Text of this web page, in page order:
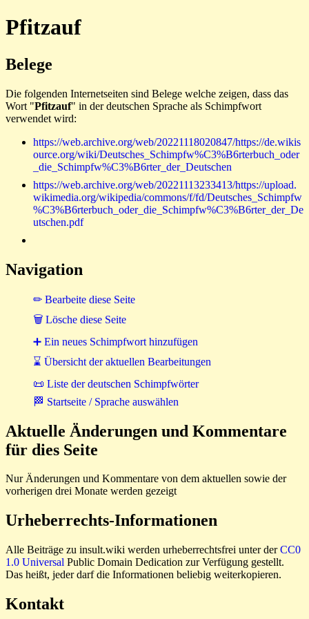
Pfitzauf
Belege
Die folgenden Internetseiten sind Belege welche zeigen, dass das
Wort "Pfitzauf" in der deutschen Sprache als Schimpfwort
verwendet wird:
https://web.archive.org/web/20221118020847/https://de.wikis
ource.org/wiki/Deutsches_Schimpfw%C3%B6rterbuch_oder
_die_Schimpfw%C3%B6rter_der_Deutschen
https://web.archive.org/web/20221113233413/https://upload.
wikimedia.org/wikipedia/commons/f/fd/Deutsches_Schimpfw
%C3%B6rterbuch_oder_die_Schimpfw%C3%B6rter_der_De
utschen.pdf
Navigation
✏ Bearbeite diese Seite
🗑 Lösche diese Seite
➕ Ein neues Schimpfwort hinzufügen
⌛ Übersicht der aktuellen Bearbeitungen
📜 Liste der deutschen Schimpfwörter
🏁 Startseite / Sprache auswählen
Aktuelle Änderungen und Kommentare
für dies Seite
Nur Änderungen und Kommentare von dem aktuellen sowie der
vorherigen drei Monate werden gezeigt
Urheberrechts-Informationen
Alle Beiträge zu insult.wiki werden urheberrechtsfrei unter derCC0
1.0 Universal Public Domain Dedication zur Verfügung gestellt.
Das heißt, jeder darf die Informationen beliebig weiterkopieren.
Kontakt